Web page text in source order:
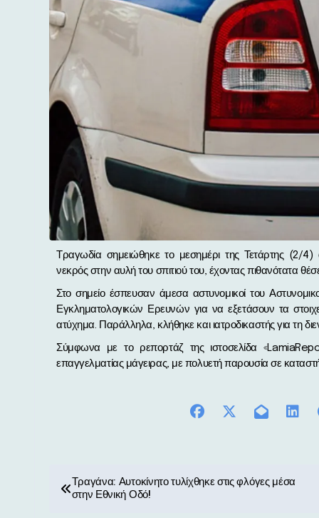
Τραγωδία σημειώθηκε το μεσημέρι της Τετάρτης (2/4) στη Μακρακώμη, όπου ένας 54χρονος άνδρας εντοπίστηκε
νεκρός στην αυλή του σπιτιού του, έχοντας πιθανότατα
Στο σημείο έσπευσαν άμεσα αστυνομικοί του
Εγκληματολογικών Ερευνών για να εξετάσουν τα
ατύχημα. Παράλληλα, κλήθηκε και ιατροδικαστής για τη
Σύμφωνα με το ρεπορτάζ της ιστοσελίδα
επαγγελματίας μάγειρας, με πολυετή παρουσία σε
Τραγάνα: Αυτοκίνητο τυλίχθηκε στις φλόγες μέσα
στην Εθνική Οδό!